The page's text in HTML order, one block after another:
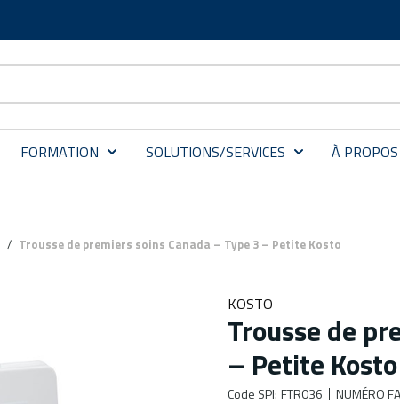
FORMATION SOLUTIONS/SERVICES À PROPOS
/ Trousse de premiers soins Canada – Type 3 – Petite Kosto
KOSTO
Trousse de
– Petite Kosto
Code SPI: FTR036 NUMÉRO